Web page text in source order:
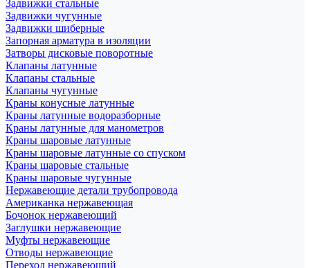
Задвижки стальные
Задвижки чугунные
Задвижки шиберные
Запорная арматура в изоляции
Затворы дисковые поворотные
Клапаны латунные
Клапаны стальные
Клапаны чугунные
Краны конусные латунные
Краны латунные водоразборные
Краны латунные для манометров
Краны шаровые латунные
Краны шаровые латунные со спуском
Краны шаровые стальные
Краны шаровые чугунные
Нержавеющие детали трубопровода
Американка нержавеющая
Бочонок нержавеющий
Заглушки нержавеющие
Муфты нержавеющие
Отводы нержавеющие
Переход нержавеющий